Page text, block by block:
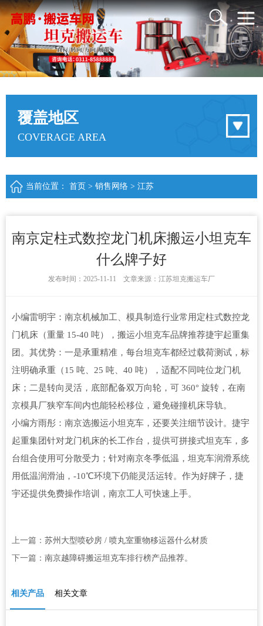
覆盖地区
COVERAGE AREA
当前位置： 首页 > 销售网络 > 江苏
南京定柱式数控龙门机床搬运小坦克车
什么牌子好
发布时间：2025-11-11 文章来源：江苏坦克搬运车厂
小编雷明宇：南京机械加工、模具制造行业常用定柱式数控龙
门机床（重量 15-40 吨），搬运小坦克车品牌推荐捷宇起重集
团。其优势：一是承重精准，每台坦克车都经过载荷测试，标
注明确承重（15 吨、25 吨、40 吨），适配不同吨位龙门机
床；二是转向灵活，底部配备双万向轮，可 360° 旋转，在南
京模具厂狭窄车间内也能轻松移位，避免碰撞机床导轨。
小编方雨彤：南京选搬运小坦克车，还要关注细节设计。捷宇
起重集团针对龙门机床的长工作台，提供可拼接式坦克车，多
台组合使用可分散受力；针对南京冬季低温，坦克车润滑系统
用低温润滑油，-10℃环境下仍能灵活运转。作为好牌子，捷
宇还提供免费操作培训，南京工人可快速上手。
上一篇： 苏州大型喷砂房 / 喷丸室重物移运器什么材质
下一篇： 南京越障碍搬运坦克车排行榜产品推荐。
相关产品 相关文章